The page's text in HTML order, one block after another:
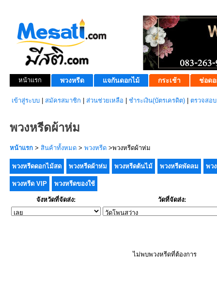
หน้าแรก พวงหรีด แจกันดอกไม้ กระเช้า ช่อดอ
เข้าสู่ระบบ สมัครสมาชิก ส่วนช่วยเหลือ ชำระเงิน(บัตรเครดิต) ตรวจสอ
พวงหรีดผ้าห่ม
หน้าแรก > สินค้าทั้งหมด > พวงหรีด >พวงหรีดผ้าห่ม
พวงหรีดดอกไม้สด พวงหรีดผ้าห่ม พวงหรีดต้นไม้ พวงหรีดพัดลม พว
พวงหรีด VIP พวงหรีดของใช้
จังหวัดที่จัดส่ง: วัดที่จัดส่ง:
ไม่พบพวงหรีดที่ต้องการ